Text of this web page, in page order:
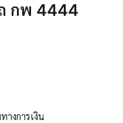
กพ 4444
งการเงิน